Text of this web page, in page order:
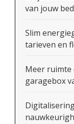
van jouw
Slim
tarieven en
Meer ruimte
garagebox